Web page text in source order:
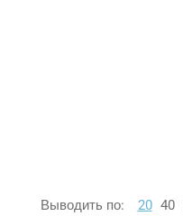
Выводить по: 20 40